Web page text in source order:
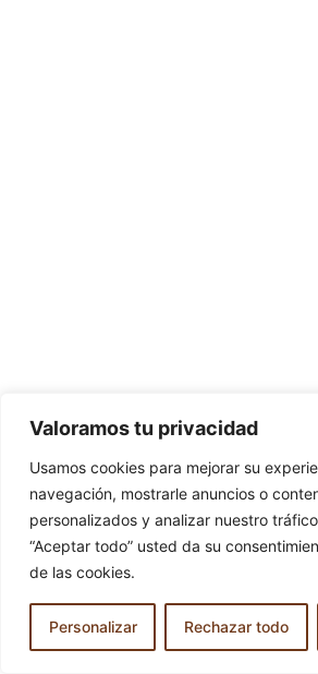
Valoramos tu privacidad
Usamos cookies para mejorar su
navegación, mostrarle anuncios o
personalizados y analizar nuestro
“Aceptar todo” usted da su
de las cookies.
Personalizar Rechazar todo